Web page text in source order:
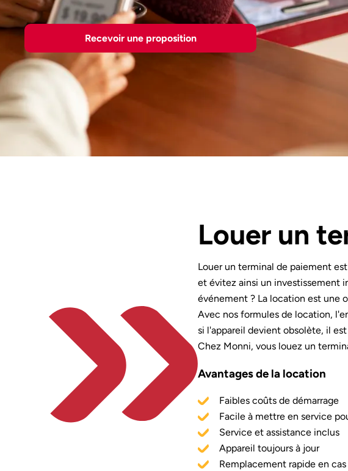
Recevoir une proposition
Louer un
Louer un terminal de paiement
et évitez ainsi un investissement
événement ? La location est une
Avec nos formules de location,
si l'appareil devient obsolète, il
Chez Monni, vous louez un
Avantages de la location
Faibles coûts de démarrage
Facile à mettre en service
Service et assistance inclus
Appareil toujours à jour
Remplacement rapide en